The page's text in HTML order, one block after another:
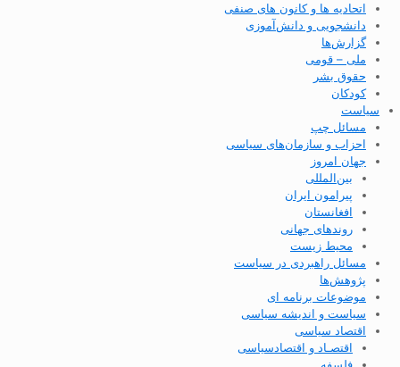
اتحادیه ها و کانون های صنفی
دانشجویی و دانش‌آموزی
گزارش‌ها
ملی – قومی
حقوق بشر
کودکان
سیاست
مسائل چپ
احزاب و سازمان‌های سیاسی
جهان امروز
بین‌المللی
پیرامون ایران
افغانستان
روندهای جهانی
محیط زیست
مسائل راهبردی در سیاست
پژوهش‌ها
موضوعات برنامه ای
سیاست و اندیشه سیاسی
اقتصاد سیاسی
اقتصـاد و اقتصاد‌سیاسی